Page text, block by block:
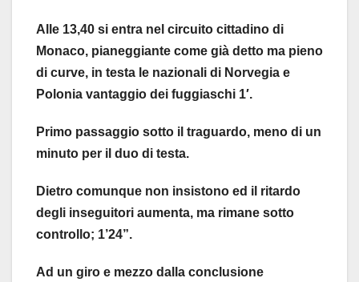
Alle 13,40 si entra nel circuito cittadino di
Monaco, pianeggiante come già detto ma pieno
di curve, in testa le nazionali di Norvegia e
Polonia vantaggio dei fuggiaschi 1′.
Primo passaggio sotto il traguardo, meno di un
minuto per il duo di testa.
Dietro comunque non insistono ed il ritardo
degli inseguitori aumenta, ma rimane sotto
controllo; 1’24”.
Ad un giro e mezzo dalla conclusione